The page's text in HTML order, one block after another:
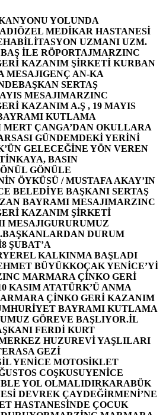
YOLUNDA
ÖZEL MEDİKAR HASTANESİ
UZMANI UZM.
İLE RÖPORTAJMARZINC
KAZANIM ŞİRKETİ KURBAN
MESAJIGENÇ AN-KA
BAŞKAN SERTAŞ
MESAJIMARZINC
KAZANIM A.Ş , 19 MAYIS
KUTLAMA
ÇANGA’DAN OKULLARA
GÜNDEMDEKİ YERİNİ
GELECEĞİNE YÖN VEREN
BASIN
GÖNÜLE
ÖYKÜSÜ / MUSTAFA AKAY’IN
BELEDİYE BAŞKANI SERTAŞ
BAYRAMI MESAJIMARZINC
KAZANIM ŞİRKETİ
MESAJIGURURUMUZ
BAŞKANLARDAN DURUM
8 ŞUBAT’A
YEREL KALKINMA BAŞLADI
BÜYÜKKOÇAK YENİCE’Yİ
MARMARA ÇİNKO GERİ
KASIM ATATÜRK’Ü ANMA
ÇİNKO GERİ KAZANIM
BAYRAMI KUTLAMA
GÖREVE BAŞLIYOR.İL
FERDİ KURT
HUZUREVİ YAŞLILARI
GEZİ
YENİCE MOTOSİKLET
COŞKUSUYENİCE
YOL OLMALIDIRKARABÜK
DEVREK ÇAYDEĞİRMENİ’NE
HASTANESİNDE ÇOCUK